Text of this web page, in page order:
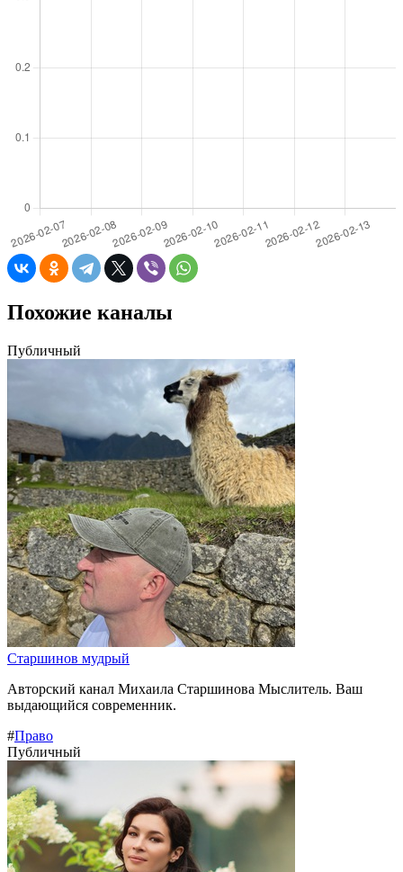
Похожие каналы
Публичный
Старшинов мудрый
Авторский канал Михаила Старшинова Мыслитель. Ваш
выдающийся современник.
#Право
Публичный